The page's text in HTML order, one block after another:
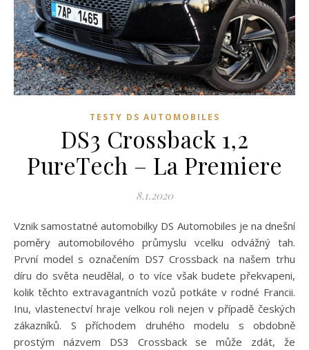
TESTY DS AUTOMOBILES
DS3 Crossback 1,2
PureTech – La Premiere
8.1.2020
Vznik samostatné automobilky DS Automobiles je na dnešní
poměry automobilového průmyslu vcelku odvážný tah.
První model s označením DS7 Crossback na našem trhu
díru do světa neudělal, o to více však budete překvapeni,
kolik těchto extravagantních vozů potkáte v rodné Francii.
Inu, vlastenectví hraje velkou roli nejen v případě českých
zákazníků. S příchodem druhého modelu s obdobně
prostým názvem DS3 Crossback se může zdát, že